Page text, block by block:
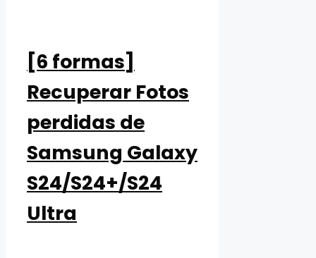
[6 formas]
Recuperar Fotos
perdidas de
Samsung Galaxy
S24/S24+/S24
Ultra